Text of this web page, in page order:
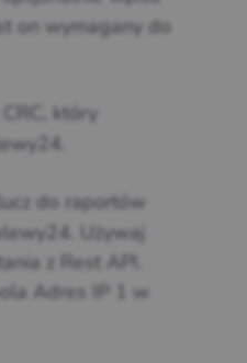
on wymagany do
który
do raportów
Używaj
z Rest API.
Adres IP 1 w